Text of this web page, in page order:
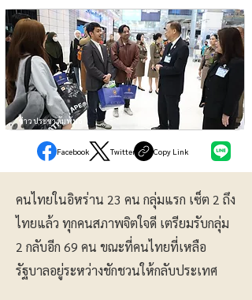
ข่าวประชาสัมพันธ์
Facebook Twitter Copy Link
คนไทยในอิหร่าน 23 คน กลุ่มแรก เซ็ต 2 ถึง
ไทยแล้ว ทุกคนสภาพจิตใจดี เตรียมรับกลุ่ม
2 กลับอีก 69 คน ขณะที่คนไทยที่เหลือ
รัฐบาลอยู่ระหว่างชักชวนให้กลับประเทศ